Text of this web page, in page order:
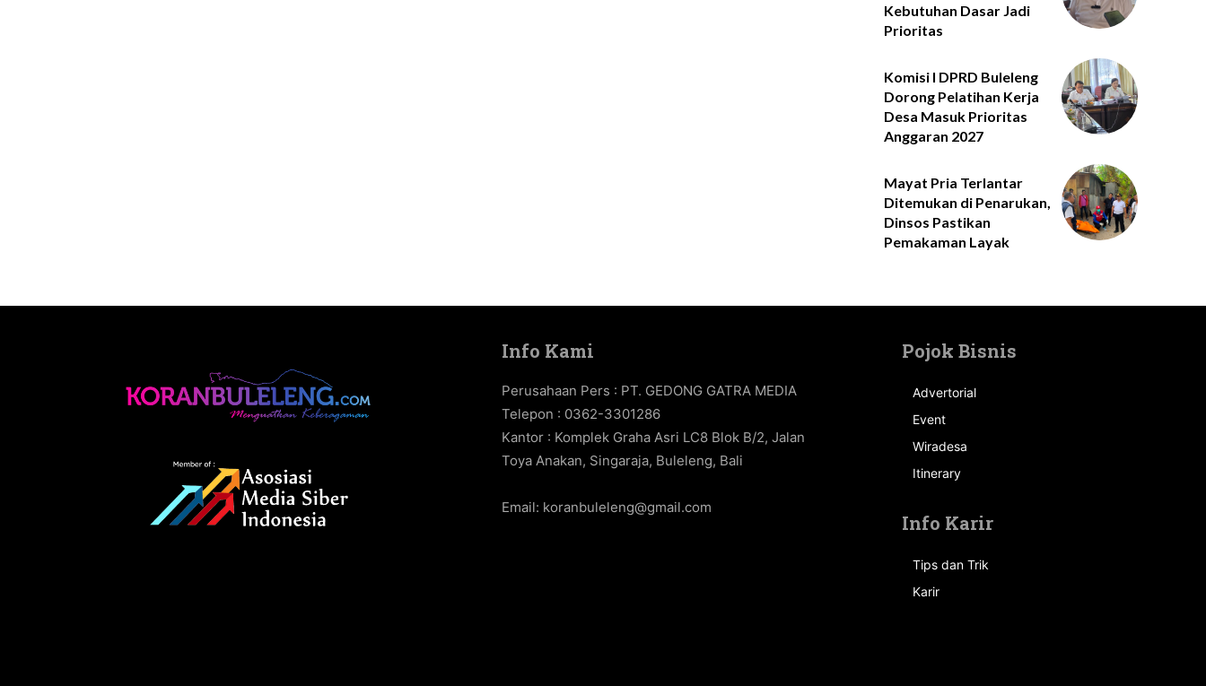
Kebutuhan Dasar Jadi
Prioritas
Komisi I DPRD Buleleng
Dorong Pelatihan Kerja
Desa Masuk Prioritas
Anggaran 2027
Mayat Pria Terlantar
Ditemukan di Penarukan,
Dinsos Pastikan
Pemakaman Layak
Info Kami
Perusahaan Pers : PT. GEDONG GATRA MEDIA
Telepon : 0362-3301286
Kantor : Komplek Graha Asri LC8 Blok B/2, Jalan
Toya Anakan, Singaraja, Buleleng, Bali
Email: koranbuleleng@gmail.com
Pojok Bisnis
Advertorial
Event
Wiradesa
Itinerary
Info Karir
Tips dan Trik
Karir